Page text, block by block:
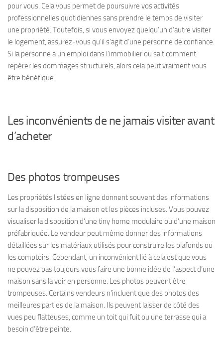
pour vous. Cela vous permet de poursuivre vos activités
professionnelles quotidiennes sans prendre le temps de visiter
une propriété. Toutefois, si vous envoyez quelqu’un d’autre visiter
le logement, assurez-vous qu’il s’agit d’une personne de confiance.
Si la personne a un emploi dans l’immobilier ou sait comment
repérer les dommages structurels, alors cela peut vraiment vous
être bénéfique.
Les inconvénients de ne jamais visiter avant
d’acheter
Des photos trompeuses
Les propriétés listées en ligne donnent souvent des informations
sur la disposition de la maison et les pièces incluses. Vous pouvez
visualiser la disposition d’une tiny home modulaire ou d’une maison
préfabriquée. Le vendeur peut même donner des informations
détaillées sur les matériaux utilisés pour construire les plafonds ou
les comptoirs. Cependant, un inconvénient lié à cela est que vous
ne pouvez pas toujours vous faire une bonne idée de l’aspect d’une
maison sans la voir en personne. Les photos peuvent être
trompeuses. Certains vendeurs n’incluent que des photos des
meilleures parties de la maison. Ils peuvent laisser de côté des
vues peu flatteuses, comme un toit qui fuit ou une terrasse qui a
besoin d’être peinte.